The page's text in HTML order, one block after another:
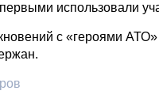
использовали
с «героями